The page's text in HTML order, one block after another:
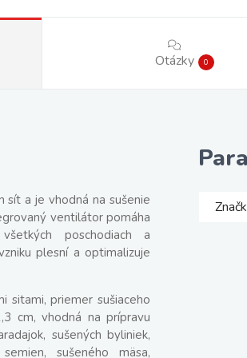
Otázky 0
sít a je vhodná na sušenie
ventilátor pomáha
poschodiach a
plesní a optimalizuje
sitami, priemer sušiaceho
cm, vhodná na prípravu
sušených byliniek,
sušeného mäsa,